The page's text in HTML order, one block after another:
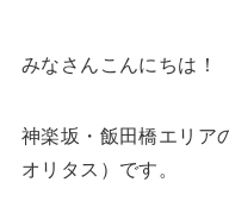
みなさんこんにちは！
神楽坂・飯田橋エリア
オリタス）です。